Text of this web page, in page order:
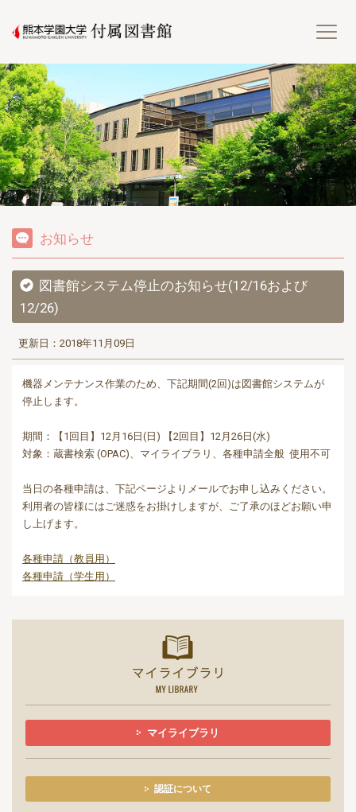
熊
お知らせ
図書館システム停止のお知らせ(12/16および
12/26)
更新日：2018年11月09日
機器メンテナンス作業のため、下記期間(2回)は図書館システムが
停止します。
期間：【1回目】12月16日(日) 【2回目】12月26日(水)
対象：蔵書検索 (OPAC)、マイライブラリ、各種申請全般 使用不可
当日の各種申請は、下記ページよりメールでお申し込みください。
利用者の皆様にはご迷惑をお掛けしますが、ご了承のほどお願い申
し上げます。
各種申請（教員用）
各種申請（学生用）
マイライブラリ
認証について